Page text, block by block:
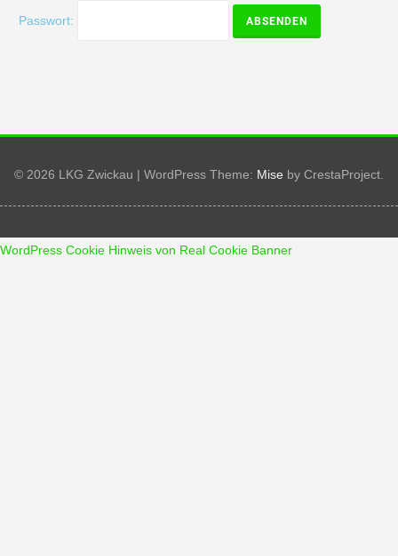
Passwort:
© 2026 LKG Zwickau | WordPress Theme: Mise by CrestaProject.
WordPress Cookie Hinweis von Real Cookie Banner